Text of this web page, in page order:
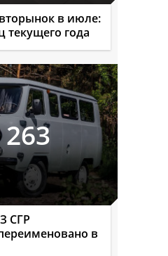
в июле:
года
263
СГР
в